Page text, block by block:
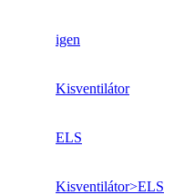
igen
Kisventilátor
ELS
Kisventilátor>ELS